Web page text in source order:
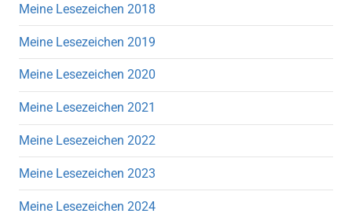
Meine Lesezeichen 2018
Meine Lesezeichen 2019
Meine Lesezeichen 2020
Meine Lesezeichen 2021
Meine Lesezeichen 2022
Meine Lesezeichen 2023
Meine Lesezeichen 2024